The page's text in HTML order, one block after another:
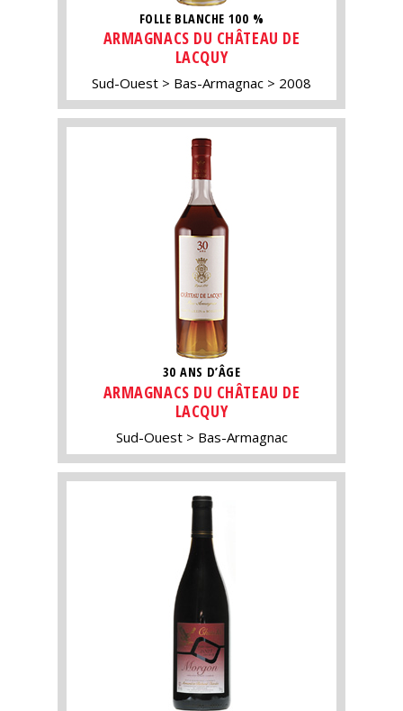
FOLLE BLANCHE 100 %
ARMAGNACS DU CHÂTEAU DE
LACQUY
Sud-Ouest Bas-Armagnac 2008
30 ANS D’ÂGE
ARMAGNACS DU CHÂTEAU DE
LACQUY
Sud-Ouest Bas-Armagnac